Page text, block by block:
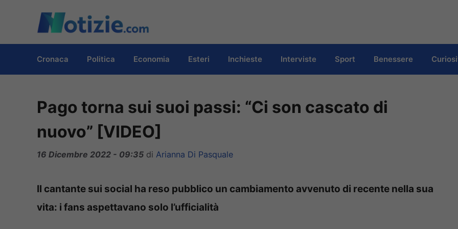
contenuto
Cronaca Politica Economia Esteri Inchieste Interviste Sport Benessere
Pago torna sui suoi passi: “Ci son cascato di
nuovo” [VIDEO]
16 Dicembre 2022 - 09:35 di Arianna Di Pasquale
Il cantante sui social ha reso pubblico un cambiamento avvenuto di recente nella sua
vita: i fans aspettavano solo l’ufficialità